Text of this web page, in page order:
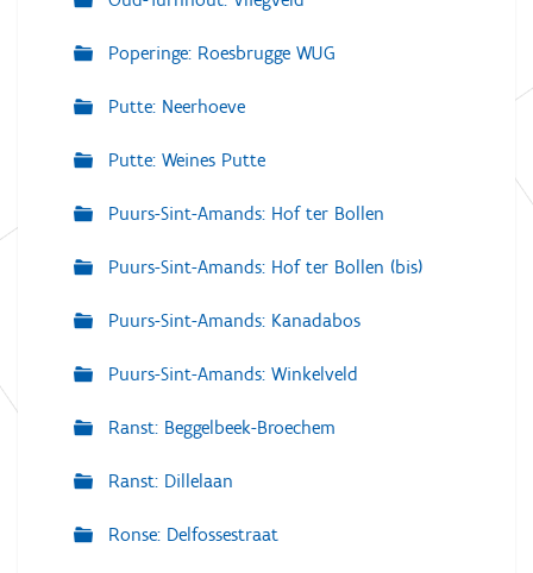
Poperinge: Roesbrugge WUG
Putte: Neerhoeve
Putte: Weines Putte
Puurs-Sint-Amands: Hof ter Bollen
Puurs-Sint-Amands: Hof ter Bollen (bis)
Puurs-Sint-Amands: Kanadabos
Puurs-Sint-Amands: Winkelveld
Ranst: Beggelbeek-Broechem
Ranst: Dillelaan
Ronse: Delfossestraat